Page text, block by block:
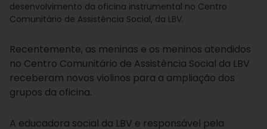
desenvolvimento da oficina instrumental no Centro
Comunitário de Assistência Social, da LBV.
Recentemente, as meninas e os meninos atendidos
no Centro Comunitário de Assistência Social da LBV
receberam novos violinos para a ampliação dos
grupos da oficina.
A educadora social da LBV e responsável pela